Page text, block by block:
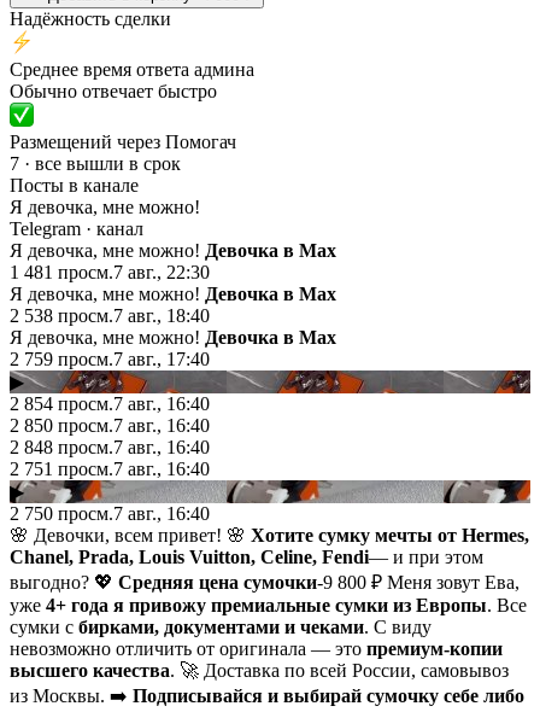
Надёжность сделки
Среднее время ответа админа
Обычно отвечает быстро
Размещений через Помогач
7 · все вышли в срок
Посты в канале
Я девочка, мне можно!
Telegram · канал
Я девочка, мне можно! Девочка в Мах
1 481 просм.7 авг., 22:30
Я девочка, мне можно! Девочка в Мах
2 538 просм.7 авг., 18:40
Я девочка, мне можно! Девочка в Мах
2 759 просм.7 авг., 17:40
▶
2 854 просм.7 авг., 16:40
2 850 просм.7 авг., 16:40
2 848 просм.7 авг., 16:40
2 751 просм.7 авг., 16:40
▶
2 750 просм.7 авг., 16:40
🌸 Девочки, всем привет! 🌸 Хотите сумку мечты от Hermes,
Chanel, Prada, Louis Vuitton, Celine, Fendi— и при этом
выгодно? 💖 Средняя цена сумочки-9 800 ₽ Меня зовут Ева,
уже 4+ года я привожу премиальные сумки из Европы. Все
сумки с бирками, документами и чеками. С виду
невозможно отличить от оригинала — это премиум-копии
высшего качества. 🚀 Доставка по всей России, самовывоз
из Москвы. ➡️ Подписывайся и выбирай сумочку себе либо